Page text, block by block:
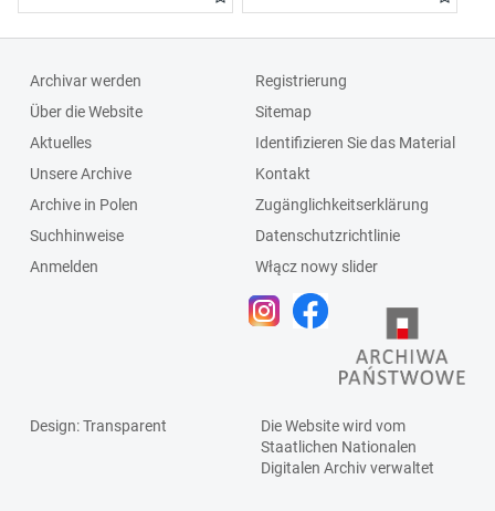
Archivar werden
Über die Website
Aktuelles
Unsere Archive
Archive in Polen
Suchhinweise
Anmelden
Registrierung
Sitemap
Identifizieren Sie das Material
Kontakt
Zugänglichkeitserklärung
Datenschutzrichtlinie
Włącz nowy slider
Design: Transparent
Die Website wird vom
Staatlichen Nationalen
Digitalen Archivverwaltet